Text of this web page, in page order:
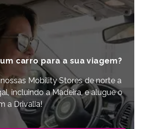
carro para a sua viagem?
Mobility Stores de norte a
incluindo a Madeira, e alugue o
a Drivalia!